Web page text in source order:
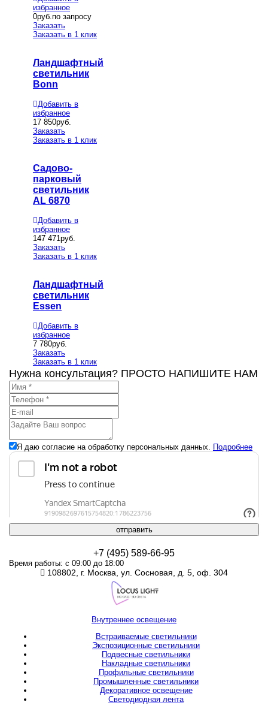
избранное
0руб.по запросу
Заказать
Заказать в 1 клик
Ландшафтный
светильник
Bonn
Добавить в
избранное
17 850руб.
Заказать
Заказать в 1 клик
Садово-
парковый
светильник
AL 6870
Добавить в
избранное
147 471руб.
Заказать
Заказать в 1 клик
Ландшафтный
светильник
Essen
Добавить в
избранное
7 780руб.
Заказать
Заказать в 1 клик
Нужна консультация? ПРОСТО НАПИШИТЕ НАМ
Я даю согласие на обработку персональных данных. Подробнее
отправить
+7 (495) 589-66-95
Время работы: с 09:00 до 18:00
108802, г. Москва, ул. Сосновая, д. 5, оф. 304
Внутреннее освещение
Встраиваемые светильники
Экспозиционные светильники
Подвесные светильники
Накладные светильники
Профильные светильники
Промышленные светильники
Декоративное освещение
Светодиодная лента